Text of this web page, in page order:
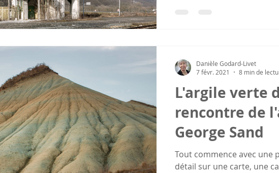
L'argile verte
rencontre de
George Sand
Tout commence avec une
détail sur une carte, une
Danièle Godard-Livet
7 févr. 2021
8 min de